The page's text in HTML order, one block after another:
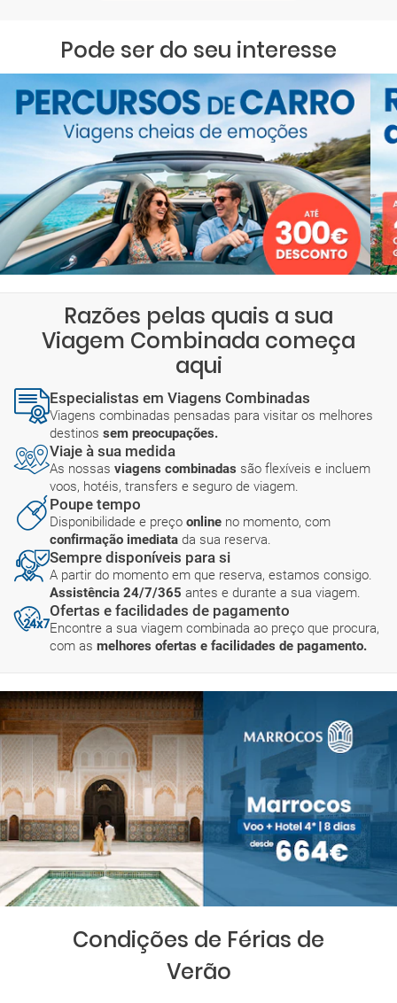
Pode ser do seu interesse
Razões pelas quais a sua
Viagem Combinada começa
aqui
Especialistas em Viagens Combinadas
Viagens combinadas pensadas para visitar os melhores
destinos sem preocupações.
Viaje à sua medida
As nossas viagens combinadas são flexíveis e incluem
voos, hotéis, transfers e seguro de viagem.
Poupe tempo
Disponibilidade e preço online no momento, com
confirmação imediata da sua reserva.
Sempre disponíveis para si
A partir do momento em que reserva, estamos consigo.
Assistência 24/7/365 antes e durante a sua viagem.
Ofertas e facilidades de pagamento
Encontre a sua viagem combinada ao preço que procura,
com as melhores ofertas e facilidades de pagamento.
Condições de Férias de
Verão